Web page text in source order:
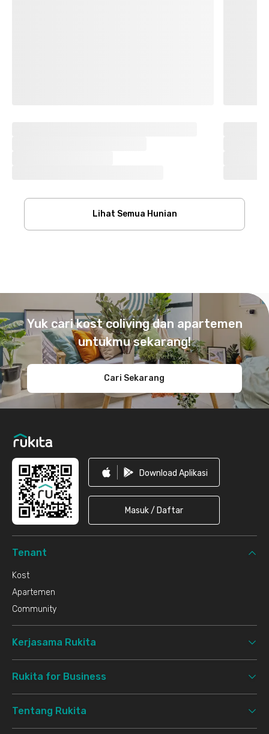
Lihat Semua Hunian
Yuk cari kost coliving dan apartemen
untukmu sekarang!
Cari Sekarang
Download Aplikasi
Masuk / Daftar
Tenant
Kost
Apartemen
Community
Kerjasama Rukita
Rukita for Business
Tentang Rukita